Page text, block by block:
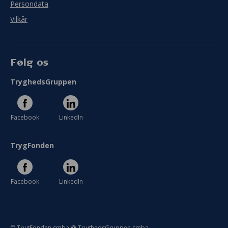
Persondata
Vilkår
Følg os
TryghedsGruppen
Facebook LinkedIn
TrygFonden
Facebook LinkedIn